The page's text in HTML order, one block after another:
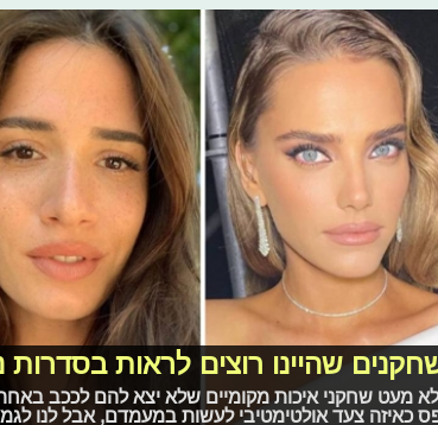
שהיינו רוצים לראות בסדרות
מעט שחקני איכות מקומיים שלא יצא להם לככב
כאיזה צעד אולטימטיבי לעשות במעמדם, אבל לנו